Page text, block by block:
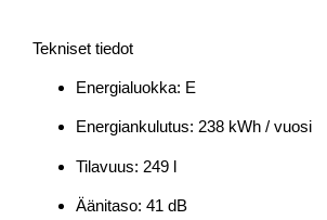
Tekniset tiedot
Energialuokka: E
Energiankulutus: 238 kWh / vuosi
Tilavuus: 249 l
Äänitaso: 41 dB